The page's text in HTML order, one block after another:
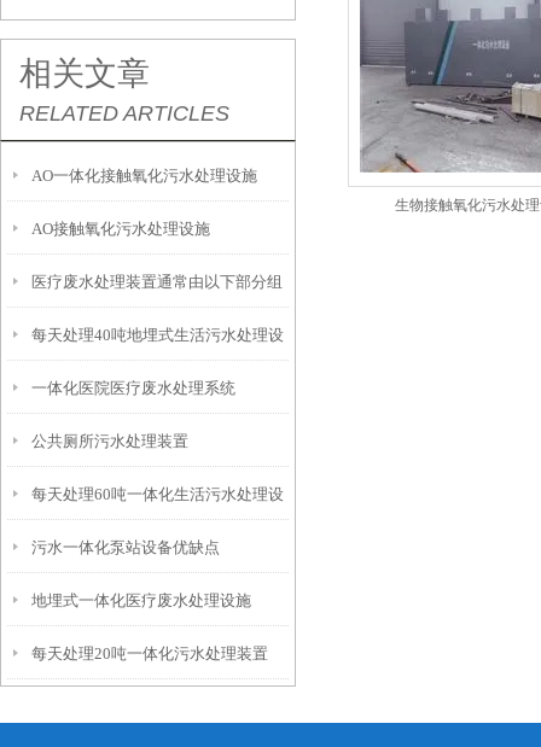
相关文章
RELATED ARTICLES
AO一体化接触氧化污水处理设施
AO接触氧化污水处理设施
医疗废水处理装置通常由以下部分组
成
每天处理40吨地埋式生活污水处理设
备
一体化医院医疗废水处理系统
公共厕所污水处理装置
每天处理60吨一体化生活污水处理设
备
污水一体化泵站设备优缺点
地埋式一体化医疗废水处理设施
每天处理20吨一体化污水处理装置
生物接触氧化污水处